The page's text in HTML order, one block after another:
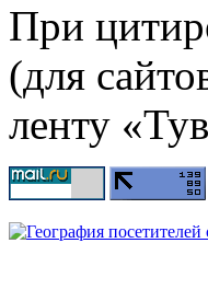
При
(для
ленту